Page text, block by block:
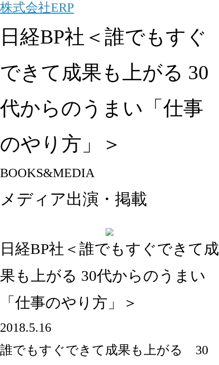
株式会社ERP
日経BP社＜誰でもすぐ
できて成果も上がる 30
代からのうまい「仕事
のやり方」＞
BOOKS&MEDIA
メディア出演・掲載
日経BP社＜誰でもすぐできて成
果も上がる 30代からのうまい
「仕事のやり方」＞
2018.5.16
誰でもすぐできて成果も上がる 30